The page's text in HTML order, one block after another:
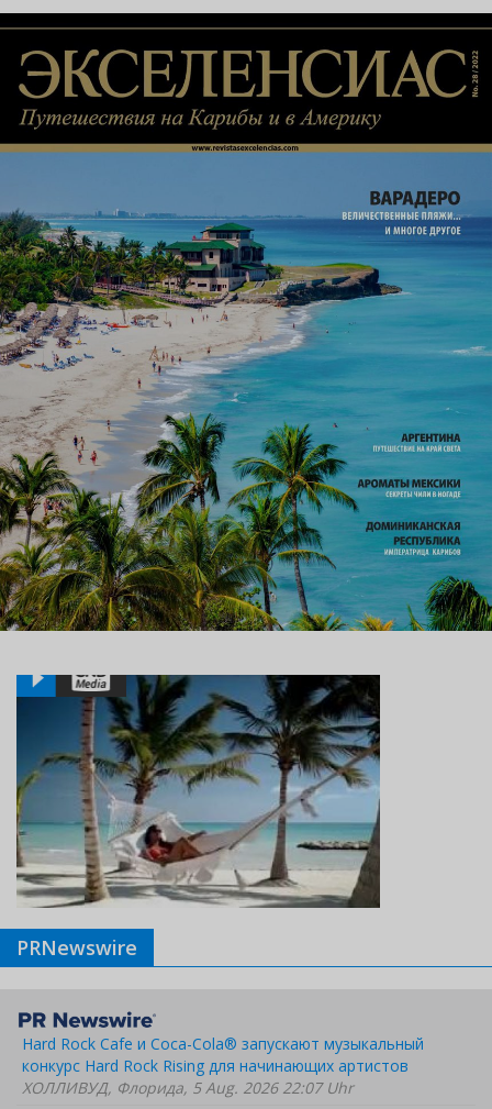
PRNewswire
Hard Rock Cafe и Coca-Cola® запускают музыкальный
конкурс Hard Rock Rising для начинающих артистов
ХОЛЛИВУД, Флорида, 5 Aug. 2026 22:07 Uhr